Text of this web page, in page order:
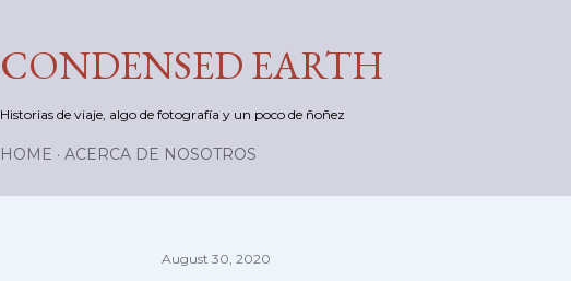
CONDENSED EARTH
Historias de viaje, algo de fotografía y un poco de ñoñez
HOME ACERCA DE NOSOTROS
August 30, 2020